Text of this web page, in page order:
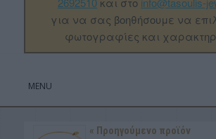
για να σας βοηθήσουμε να
φωτογραφίες και
MENU
« Προηγούμενο προϊόν